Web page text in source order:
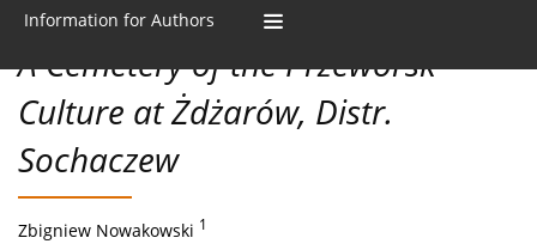
Information for Authors
A Cemetery of the Przeworsk
Culture at Żdżarów, Distr.
Sochaczew
Zbigniew Nowakowski 1